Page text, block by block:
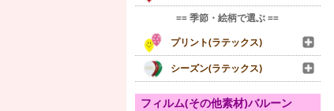
== 季節・絵柄で選ぶ ==
プリント(ラテックス)
シーズン(ラテックス)
フィルム(その他素材)バルーン